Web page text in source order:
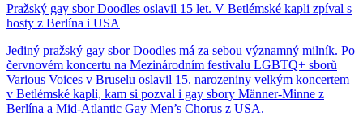
Pražský gay sbor Doodles oslavil 15 let. V Betlémské kapli zpíval s
hosty z Berlína i USA
Jediný pražský gay sbor Doodles má za sebou významný milník. Po
červnovém koncertu na Mezinárodním festivalu LGBTQ+ sborů
Various Voices v Bruselu oslavil 15. narozeniny velkým koncertem
v Betlémské kapli, kam si pozval i gay sbory Männer-Minne z
Berlína a Mid-Atlantic Gay Men’s Chorus z USA.